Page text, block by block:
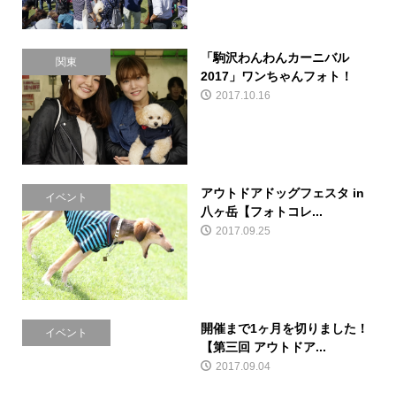
関東
「駒沢わんわんカーニバル
2017」ワンちゃんフォト！
2017.10.16
イベント
アウトドアドッグフェスタ in
八ヶ岳【フォトコレ...
2017.09.25
イベント
開催まで1ヶ月を切りました！
【第三回 アウトドア...
2017.09.04